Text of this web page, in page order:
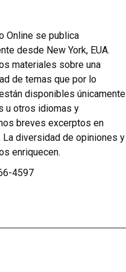
Online se publica
desde New York, EUA.
materiales sobre una
de temas que por lo
disponibles únicamente
u otros idiomas y
breves excerptos en
La diversidad de opiniones y
enriquecen.
4597